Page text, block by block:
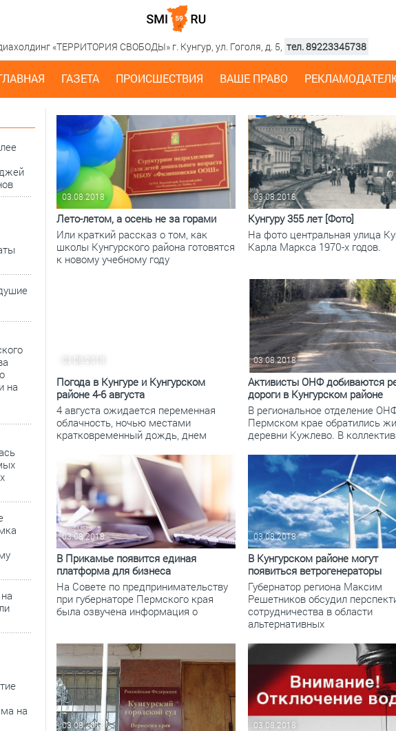
«ТЕРРИТОРИЯ СВОБОДЫ» г. Кунгур, ул. Гоголя, д. 5, тел. 89223345738
ГАЗЕТА ПРОИСШЕСТВИЯ ВАШЕ ПРАВО
на
на
03.08.2018
Лето-летом, а осень не за горами
Или краткий рассказ о том, как
школы Кунгурского района готовятся
к новому учебному году
03.08.2018
Кунгуру 355 лет [Фото]
На фото центральная улица
Карла Маркса 1970-х годов.
03.08.2018
Погода в Кунгуре и Кунгурском
районе 4-6 августа
4 августа ожидается переменная
облачность, ночью местами
кратковременный дождь, днем
03.08.2018
Активисты ОНФ добиваются
дороги в Кунгурском районе
В региональное отделение
Пермском крае обратились
деревни Кужлево. В
03.08.2018
В Прикамье появится единая
платформа для бизнеса
На Совете по предпринимательству
при губернаторе Пермского края
была озвучена информация о
03.08.2018
В Кунгурском районе могут
появиться ветрогенераторы
Губернатор региона Максим
Решетников обсудил
сотрудничества в области
альтернативных
03.08.2018 03.08.2018
По итогам первой